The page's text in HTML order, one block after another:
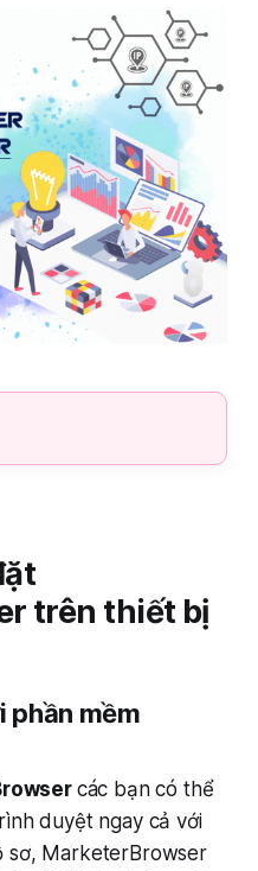
trên thiết bị
phần mềm
các bạn có thể
duyệt ngay cả với
sơ, MarketerBrowser